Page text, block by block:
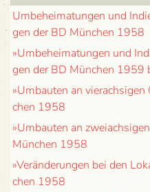
Umbe­hei­ma­tun­gen und
gen der BD Mün­chen 1958
»Umbe­hei­ma­tun­gen und
gen der BD Mün­chen 1959
»Umbau­ten an
chen 1958
»Umbau­ten an
Mün­chen 1958
»Ver­än­de­run­gen bei den
chen 1958